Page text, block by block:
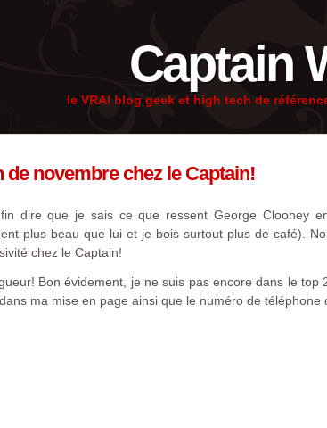
Captain
le VRAI blog geek et high tech de
novembre chez le Captain!
dire que je sais ce que ressent George Clooney
plus beau que lui et je bois surtout plus de café).
chez le Captain!
Bon évidement, je ne suis pas encore dans le top
ma mise en page ainsi que le numéro de téléphone